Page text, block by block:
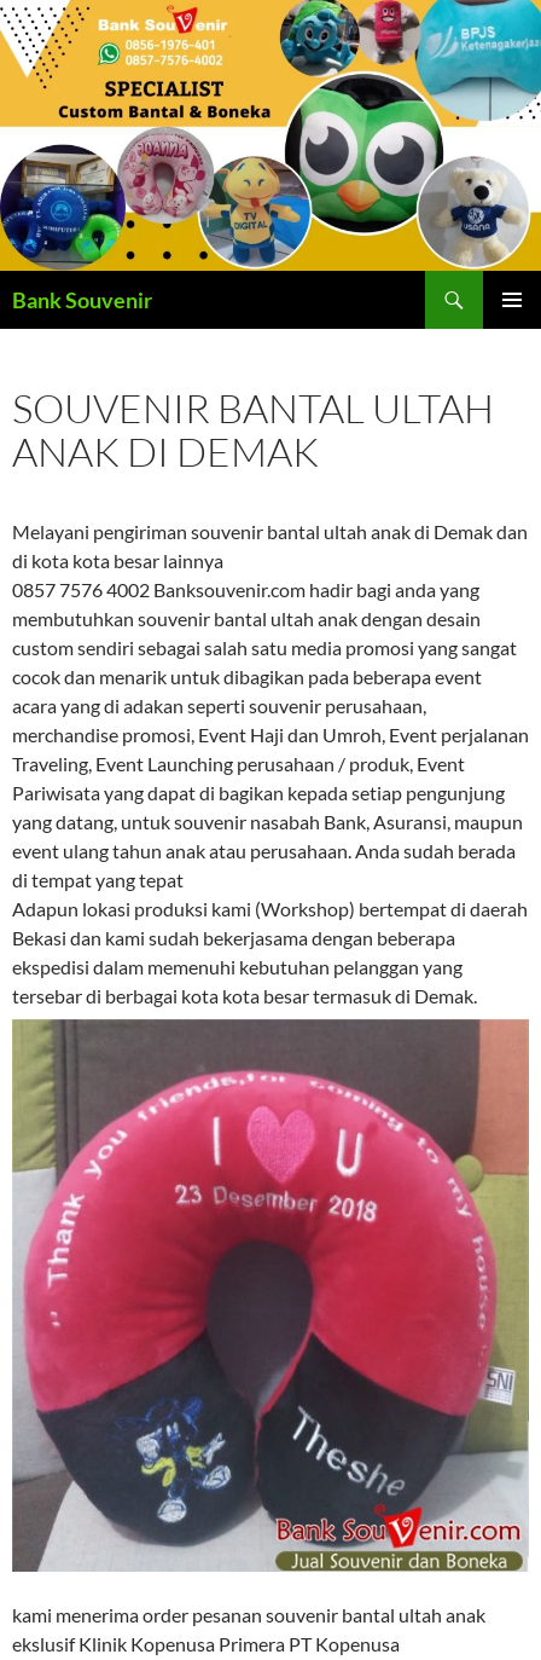
Langsung
ke
Bank Souvenir
SOUVENIR BANTAL ULTAH
ANAK DI DEMAK
Melayani pengiriman souvenir bantal ultah anak di Demak dan
di kota kota besar lainnya
0857 7576 4002 Banksouvenir.com hadir bagi anda yang
membutuhkan souvenir bantal ultah anak dengan desain
custom sendiri sebagai salah satu media promosi yang sangat
cocok dan menarik untuk dibagikan pada beberapa event
acara yang di adakan seperti souvenir perusahaan,
merchandise promosi, Event Haji dan Umroh, Event perjalanan
Traveling, Event Launching perusahaan / produk, Event
Pariwisata yang dapat di bagikan kepada setiap pengunjung
yang datang, untuk souvenir nasabah Bank, Asuransi, maupun
event ulang tahun anak atau perusahaan. Anda sudah berada
di tempat yang tepat
Adapun lokasi produksi kami (Workshop) bertempat di daerah
Bekasi dan kami sudah bekerjasama dengan beberapa
ekspedisi dalam memenuhi kebutuhan pelanggan yang
tersebar di berbagai kota kota besar termasuk di Demak.
kami menerima order pesanan souvenir bantal ultah anak
ekslusif Klinik Kopenusa Primera PT Kopenusa